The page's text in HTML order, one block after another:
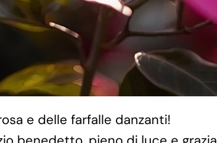
e delle farfalle danzanti!